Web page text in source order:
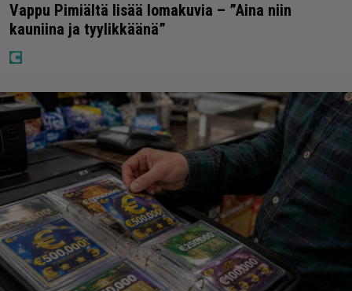
Vappu Pimiältä lisää lomakuvia – ”Aina niin
kauniina ja tyylikkäänä”